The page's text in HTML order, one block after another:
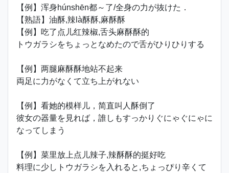
【例】浑身húnshēn都～了/全身の力が抜けた．
【熟語】油酥,辣là酥酥,麻酥酥
【例】吃了点儿红辣椒,舌头麻酥酥的
トウガラシをちょっとなめたので舌がひりひりする
【例】两腿麻酥酥地站不起来
両足に力がなくて立ち上がれない
【例】看她的模样儿，简直叫人酥倒了
彼女の器量を見れば，誰しもすっかりぐにゃぐにゃに
なってしまう
【例】菜里放上点儿辣子,辣酥酥的挺好吃
料理に少しトウガラシを入れると,ちょっぴり辛くて